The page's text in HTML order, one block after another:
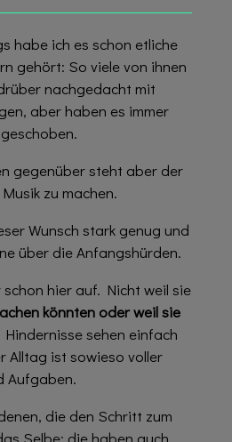
habe ich es schon etliche
gehört: So viele von ihnen
nachgedacht mit
aber haben es immer
gegenüber steht aber der
zu machen.
Wunsch stark genug und
über die Anfangshürden.
hier auf. Nicht weil sie
könnten oder weil sie
sehen einfach
Alltag ist sowieso voller
Aufgaben.
die den Schritt zum